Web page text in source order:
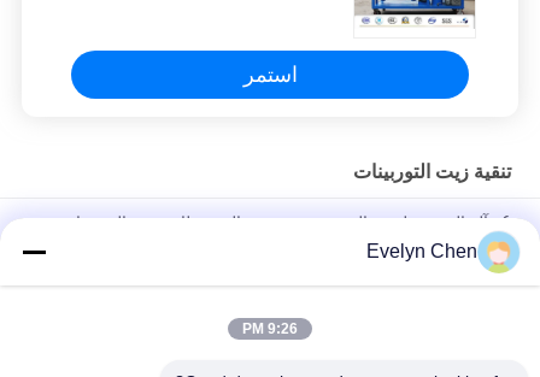
استمر
تنقية زيت التوربينات
6 - آلة الترشيح لزيت التوربين ذو درجة عالية ، نظام تفريغ التوربينات
عالية الدقة
إعادة تدوير النفط فراغ التوربينات نظام تجديد النفط عالية الأداء
Evelyn Chen
9:26 PM